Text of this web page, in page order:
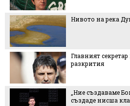
Нивото на река
Главният
разкрития
„Ние създаваме
създаде нисша